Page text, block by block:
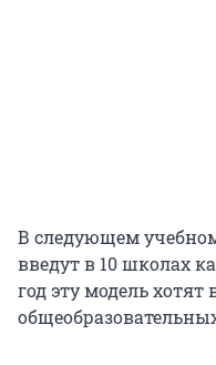
В следующем
введут в 10 школах
год эту модель хотят